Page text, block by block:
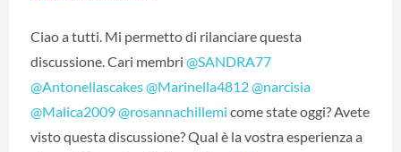
Ciao a tutti. Mi permetto di rilanciare questa
discussione. Cari membri @SANDRA77
@Antonellascakes@Marinella4812@narcisia
@Malica2009@rosannachillemi ‍ come state oggi? Avete
visto questa discussione? Qual è la vostra esperienza a